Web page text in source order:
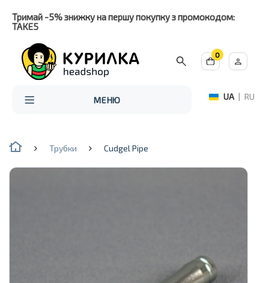
Тримай -5% знижку на першу покупку з промокодом:
TAKE5
0
МЕНЮ UA | RU
Трубки Cudgel Pipe